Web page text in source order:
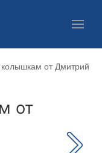
от Дмитрий
от